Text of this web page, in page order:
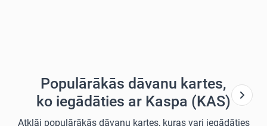
Populārākās dāvanu kartes,
ko iegādāties ar Kaspa (KAS)
Atklāj populārākās dāvanu kartes, kuras vari iegādāties